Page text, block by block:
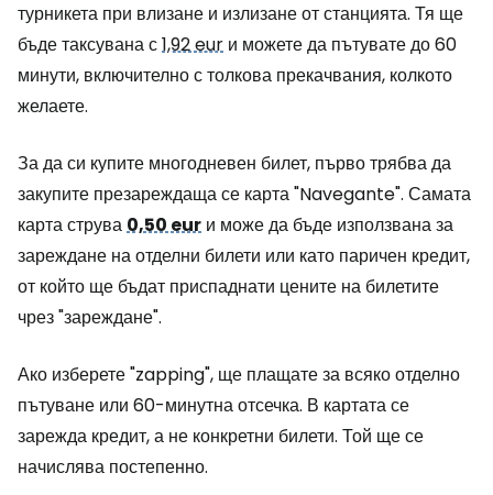
турникета при влизане и излизане от станцията. Тя ще
бъде таксувана с1,92 eur и можете да пътувате до 60
минути, включително с толкова прекачвания, колкото
желаете.
За да си купите многодневен билет, първо трябва да
закупите презареждаща се карта "Navegante". Самата
карта струва0,50 eur и може да бъде използвана за
зареждане на отделни билети или като паричен кредит,
от който ще бъдат приспаднати цените на билетите
чрез "зареждане".
Ако изберете "zapping", ще плащате за всяко отделно
пътуване или 60-минутна отсечка. В картата се
зарежда кредит, а не конкретни билети. Той ще се
начислява постепенно.